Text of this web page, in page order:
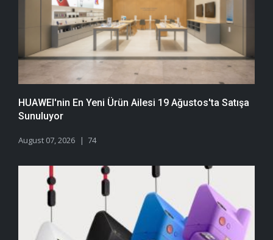
HUAWEI'nin En Yeni Ürün Ailesi 19 Ağustos'ta Satışa
Sunuluyor
August 07, 2026 74